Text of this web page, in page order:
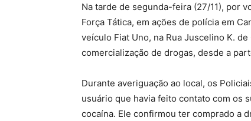
Na tarde de segunda-feira (27/11), por
Força Tática, em ações de polícia em
veículo Fiat Uno, na Rua Juscelino K.
comercialização de drogas, desde a
Durante averiguação ao local, os
usuário que havia feito contato com os
cocaína. Ele confirmou ter comprado a